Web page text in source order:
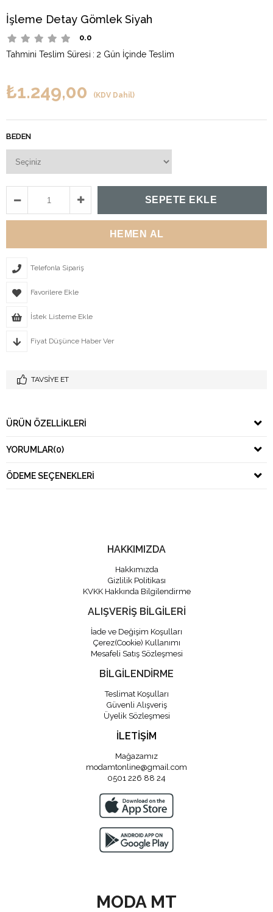
İşleme Detay Gömlek Siyah
0.0
Tahmini Teslim Süresi : 2 Gün İçinde Teslim
₺1.249,00 (KDV Dahil)
BEDEN
Telefonla Sipariş
Favorilere Ekle
İstek Listeme Ekle
Fiyat Düşünce Haber Ver
TAVSIYE ET
ÜRÜN ÖZELLIKLERI
YORUMLAR(0)
ÖDEME SEÇENEKLERI
HAKKIMIZDA
Hakkımızda
Gizlilik Politikası
KVKK Hakkında Bilgilendirme
ALIŞVERİŞ BİLGİLERİ
İade ve Değişim Koşulları
Çerez(Cookie) Kullanımı
Mesafeli Satış Sözleşmesi
BİLGİLENDİRME
Teslimat Koşulları
Güvenli Alışveriş
Üyelik Sözleşmesi
İLETİŞİM
Mağazamız
modamtonline@gmail.com
0501 226 88 24
MODA MT